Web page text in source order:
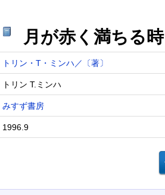
月が赤く満ち
トリン・T・ミンハ／〔著〕
トリン T.ミンハ
みすず書房
1996.9